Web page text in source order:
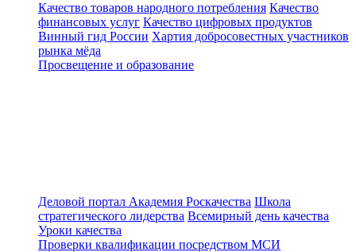
Качество товаров народного потребления Качество
финансовых услуг Качество цифровых продуктов
Винный гид России Хартия добросовестных участников
рынка мёда
Просвещение и образование
Деловой портал Академия Роскачества Школа
стратегического лидерства Всемирный день качества
Уроки качества
Проверки квалификации посредством МСИ